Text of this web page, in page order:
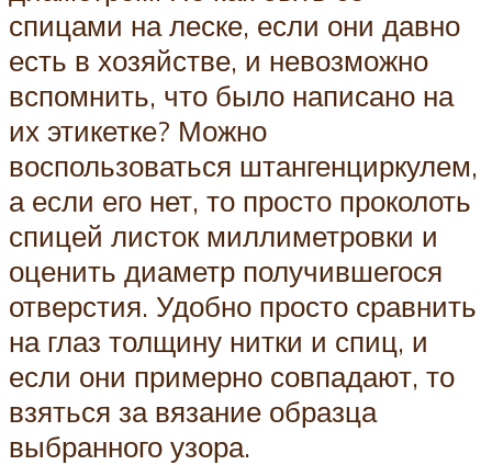
спицами на леске, если они давно
есть в хозяйстве, и невозможно
вспомнить, что было написано на
их этикетке? Можно
воспользоваться штангенциркулем,
а если его нет, то просто проколоть
спицей листок миллиметровки и
оценить диаметр получившегося
отверстия. Удобно просто сравнить
на глаз толщину нитки и спиц, и
если они примерно совпадают, то
взяться за вязание образца
выбранного узора.